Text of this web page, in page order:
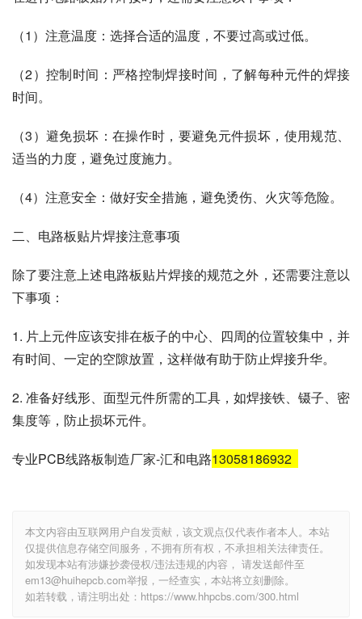
（1）注意温度：选择合适的温度，不要过高或过低。
（2）控制时间：严格控制焊接时间，了解每种元件的焊接
时间。
（3）避免损坏：在操作时，要避免元件损坏，使用规范、
适当的力度，避免过度施力。
（4）注意安全：做好安全措施，避免烫伤、火灾等危险。
二、电路板贴片焊接注意事项
除了要注意上述电路板贴片焊接的规范之外，还需要注意以
下事项：
1. 片上元件应该安排在板子的中心、四周的位置较集中，并
有时间、一定的空隙放置，这样做有助于防止焊接升华。
2. 准备好线形、面型元件所需的工具，如焊接铁、镊子、密
集度等，防止损坏元件。
专业PCB线路板制造厂家-汇和电路13058186932
本文内容由互联网用户自发贡献，该文观点仅代表作者本人。本站
仅提供信息存储空间服务，不拥有所有权，不承担相关法律责任。
如发现本站有涉嫌抄袭侵权/违法违规的内容， 请发送邮件至
em13@huihepcb.com举报，一经查实，本站将立刻删除。
如若转载，请注明出处：https://www.hhpcbs.com/300.html